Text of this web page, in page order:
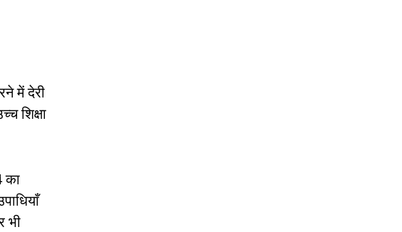
में देरी
शिक्षा
का
भी